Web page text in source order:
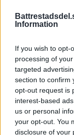
Information
If you wish to opt-
processing of
targeted
section to confirm
opt-out request is
interest-based
us or personal
your opt-out. You
disclosure of your